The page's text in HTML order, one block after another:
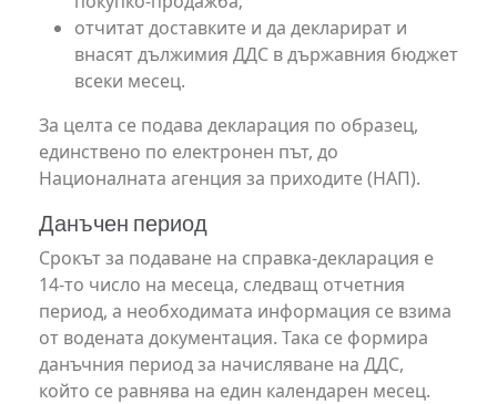
отчитат доставките и да декларират и
внасят дължимия ДДС в държавния бюджет
всеки месец.
За целта се подава декларация по образец,
единствено по електронен път, до
Националната агенция за приходите (НАП).
Данъчен период
Срокът за подаване на справка-декларация е
14-то число на месеца, следващ отчетния
период, а необходимата информация се взима
от водената документация. Така се формира
данъчния период за начисляване на ДДС,
който се равнява на един календарен месец.